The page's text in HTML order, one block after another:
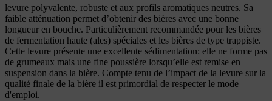
levure polyvalente, robuste et aux profils aromatiques neutres. Sa
faible atténuation permet d’obtenir des bières avec une bonne
longueur en bouche. Particulièrement recommandée pour les bières
de fermentation haute (ales) spéciales et les bières de type trappiste.
Cette levure présente une excellente sédimentation: elle ne forme pas
de grumeaux mais une fine poussière lorsqu’elle est remise en
suspension dans la bière. Compte tenu de l’impact de la levure sur la
qualité finale de la bière il est primordial de respecter le mode
d'emploi.